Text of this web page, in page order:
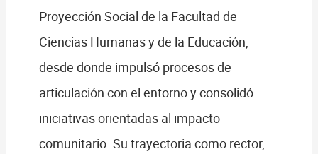
Proyección Social de la Facultad de
Ciencias Humanas y de la Educación,
desde donde impulsó procesos de
articulación con el entorno y consolidó
iniciativas orientadas al impacto
comunitario. Su trayectoria como rector,